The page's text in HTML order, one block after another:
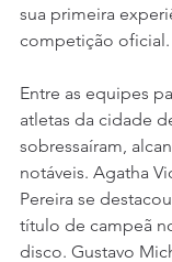
sua primeira
competição oficial.
Entre as equipes
atletas da cidade
sobressaíram,
notáveis. Agatha
Pereira se
título de campeã
disco. Gustavo